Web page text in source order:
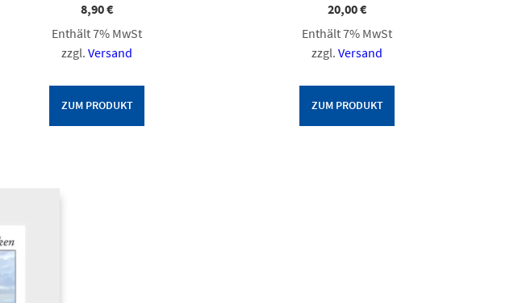
8,90€
Enthält 7% MwSt
zzgl.Versand
ZUM PRODUKT
20,00€
Enthält 7% MwSt
zzgl.Versand
ZUM PRODUKT